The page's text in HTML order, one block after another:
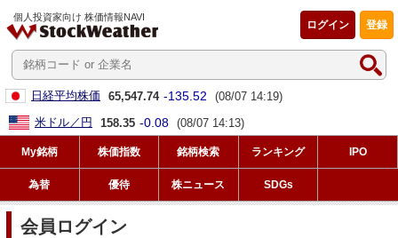
個人投資家向け 株価情報NAVI
登録
ログイン
日経平均株価 65,547.74 -135.52
(08/07 14:19)
米ドル／円
158.35 -0.08 (08/07 14:13)
My銘柄 株価指数 銘柄検索 ランキング IPO
為替 優待 株ニュース SDGs
会員ログイン